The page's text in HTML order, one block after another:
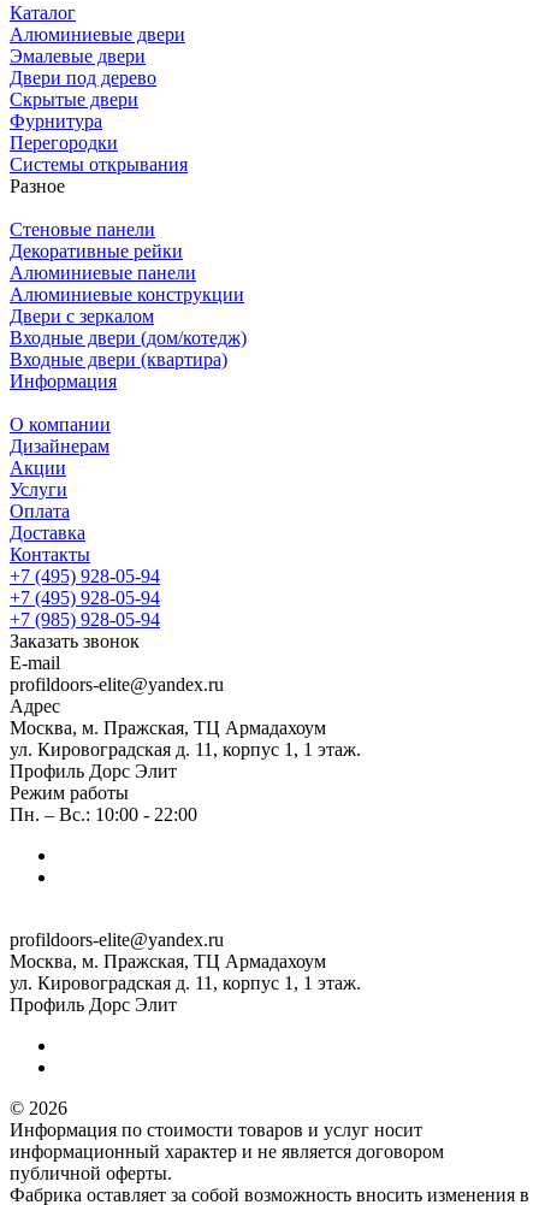
Каталог
Алюминиевые двери
Эмалевые двери
Двери под дерево
Скрытые двери
Фурнитура
Перегородки
Системы открывания
Разное
Стеновые панели
Декоративные рейки
Алюминиевые панели
Алюминиевые конструкции
Двери с зеркалом
Входные двери (дом/котедж)
Входные двери (квартира)
Информация
О компании
Дизайнерам
Акции
Услуги
Оплата
Доставка
Контакты
+7 (495) 928-05-94
+7 (495) 928-05-94
+7 (985) 928-05-94
Заказать звонок
E-mail
profildoors-elite@yandex.ru
Адрес
Москва, м. Пражская, ТЦ Армадахоум
ул. Кировоградская д. 11, корпус 1, 1 этаж.
Профиль Дорс Элит
Режим работы
Пн. – Вс.: 10:00 - 22:00
profildoors-elite@yandex.ru
Москва, м. Пражская, ТЦ Армадахоум
ул. Кировоградская д. 11, корпус 1, 1 этаж.
Профиль Дорс Элит
© 2026
Информация по стоимости товаров и услуг носит
информационный характер и не является договором
публичной оферты.
Фабрика оставляет за собой возможность вносить изменения в